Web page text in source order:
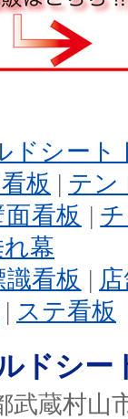
ドシート
板 | テン
面看板 |
幕
識看板 |
| ステ看板
ドシー
武蔵村山